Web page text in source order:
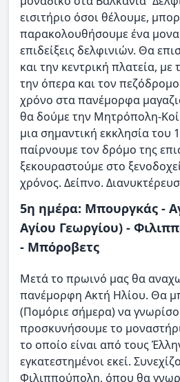
εισιτήριο όσοι θέλουμε,
παρακολουθήσουμε ένα
επιδείξεις δελφινιών. Θα
και την κεντρική πλατεία,
την όπερα και τον
χρόνο στα πανέμορφα
θα δούμε την Μητρόπολη-
μια σημαντική εκκλησία του
παίρνουμε τον δρόμο της
ξεκουραστούμε στο
χρόνος. Δείπνο.
5η ημέρα: Μπουργκάς -
Αγίου Γεωργίου) -
- Μπόροβετς
Μετά το πρωινό μας θα
πανέμορφη Ακτή Ηλίου. Θα
(Πομόριε σήμερα) να
προσκυνήσουμε το
το οποίο είναι από τους
εγκατεστημένοι εκεί.
Φιλιππούπολη, όπου θα